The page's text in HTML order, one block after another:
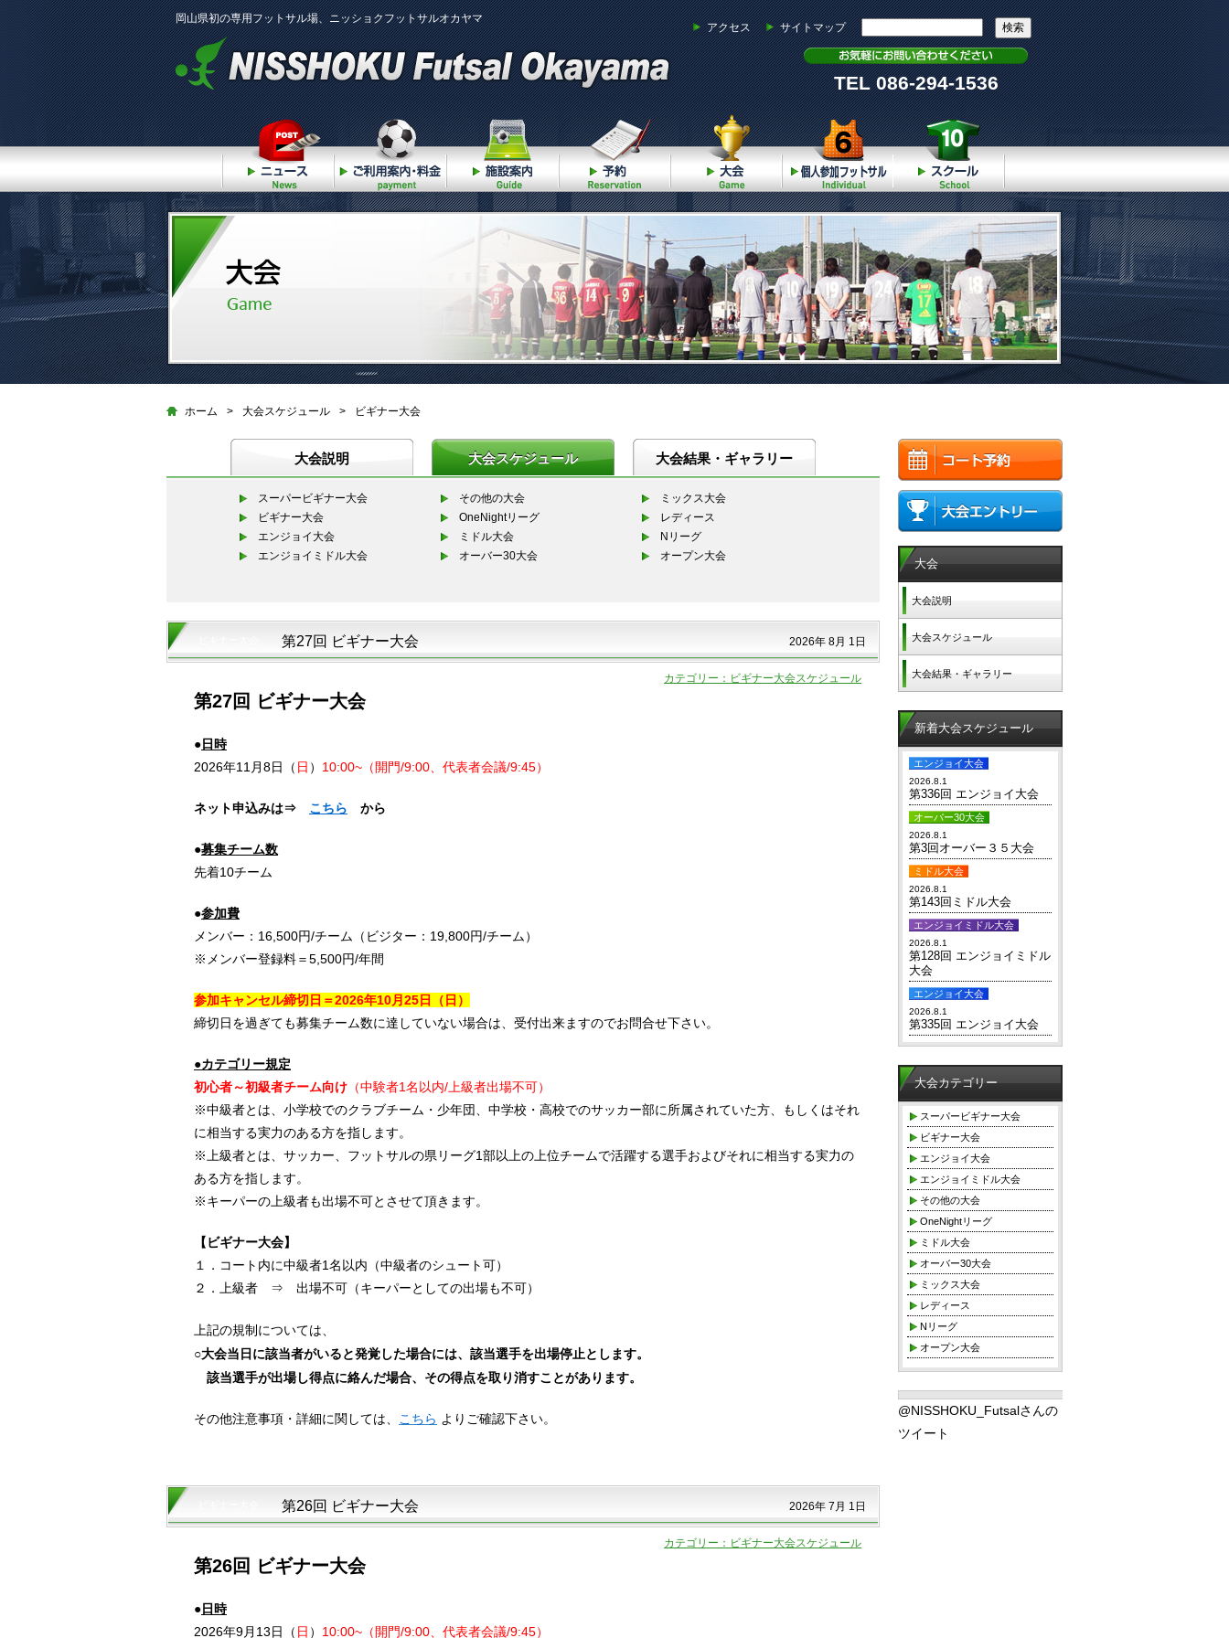
岡山県初の専用フットサル場、ニッショクフットサルオカヤマ
アクセス サイトマップ
TEL 086-294-1536
ニュース ご利用案内・料金 施設案内 予約 大会 個人参加 スクール
ホーム > 大会スケジュール > ビギナー大会
大会説明 大会スケジュール 大会結果・ギャラリー
スーパービギナー大会
ビギナー大会
エンジョイ大会
エンジョイミドル大会
その他の大会
OneNightリーグ
ミドル大会
オーバー30大会
ミックス大会
レディース
Nリーグ
オープン大会
第27回 ビギナー大会 2026年 8月 1日
カテゴリー：ビギナー大会スケジュール
第27回 ビギナー大会
●日時
2026年11月8日（ 日 ） 10:00~（開門/9:00、代表者会議/9:45）
ネット申込みは⇒ こちら から
●募集チーム数
先着10チーム
●参加費
メンバー：16,500円/チーム（ビジター：19,800円/チーム）
※メンバー登録料＝5,500円/年間
参加キャンセル締切日＝2026年10月25日（日）
締切日を過ぎても募集チーム数に達していない場合は、受付出来ますのでお問合せ下さい。
●カテゴリー規定
初心者～初級者チーム向け （中験者1名以内/上級者出場不可）
※中級者とは、小学校でのクラブチーム・少年団、中学校・高校でのサッカー部に所属されていた方、もしくはそれ
に相当する実力のある方を指します。
※上級者とは、サッカー、フットサルの県リーグ1部以上の上位チームで活躍する選手およびそれに相当する実力の
ある方を指します。
※キーパーの上級者も出場不可とさせて頂きます。
【ビギナー大会】
１．コート内に中級者1名以内（中級者のシュート可）
２．上級者 ⇒ 出場不可（キーパーとしての出場も不可）
上記の規制については、
○大会当日に該当者がいると発覚した場合には、該当選手を出場停止とします。
該当選手が出場し得点に絡んだ場合、その得点を取り消すことがあります。
その他注意事項・詳細に関しては、 こちら よりご確認下さい。
第26回 ビギナー大会 2026年 7月 1日
カテゴリー：ビギナー大会スケジュール
第26回 ビギナー大会
●日時
2026年9月13日（ 日 ） 10:00~（開門/9:00、代表者会議/9:45）
大会
大会説明
大会スケジュール
大会結果・ギャラリー
新着大会スケジュール
エンジョイ大会
2026.8.1
第336回 エンジョイ大会
オーバー30大会
2026.8.1
第3回オーバー３５大会
ミドル大会
2026.8.1
第143回ミドル大会
エンジョイミドル大会
2026.8.1
第128回 エンジョイミドル
大会
エンジョイ大会
2026.8.1
第335回 エンジョイ大会
大会カテゴリー
スーパービギナー大会
ビギナー大会
エンジョイ大会
エンジョイミドル大会
その他の大会
OneNightリーグ
ミドル大会
オーバー30大会
ミックス大会
レディース
Nリーグ
オープン大会
@NISSHOKU_Futsalさんの
ツイート